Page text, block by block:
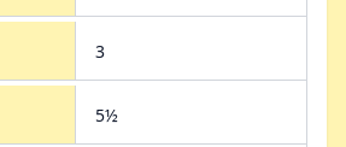
3
5½